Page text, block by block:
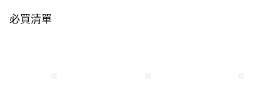
１．透過由恩沛科技股份有限公司提供之「AFTEE先享後付」服務完成之交
必買清單